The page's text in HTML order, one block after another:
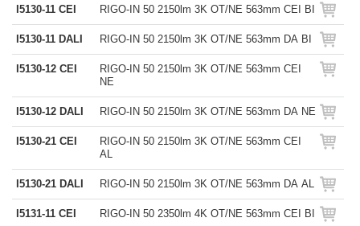
I5130-11 CEI RIGO-IN 50 2150lm 3K OT/NE 563mm CEI BI
I5130-11 DALI RIGO-IN 50 2150lm 3K OT/NE 563mm DA BI
I5130-12 CEI
RIGO-IN 50 2150lm 3K OT/NE 563mm CEI
NE
I5130-12 DALI RIGO-IN 50 2150lm 3K OT/NE 563mm DA NE
I5130-21 CEI
RIGO-IN 50 2150lm 3K OT/NE 563mm CEI
AL
I5130-21 DALI RIGO-IN 50 2150lm 3K OT/NE 563mm DA AL
I5131-11 CEI RIGO-IN 50 2350lm 4K OT/NE 563mm CEI BI